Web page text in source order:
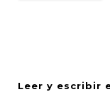
Leer y escribir